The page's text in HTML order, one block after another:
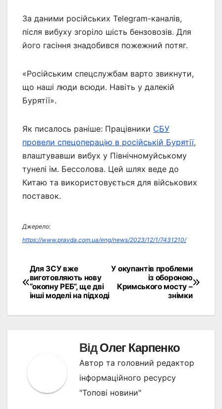
За даними російських Telegram-каналів,
після вибуху згоріло шість бензовозів. Для
його гасіння знадобився пожежний потяг.
«Російським спецслужбам варто звикнути,
що наші люди всюди. Навіть у далекій
Бурятії».
Як писалось раніше: Працівники СБУ
провели спецоперацію в російській Бурятії,
влаштувавши вибух у Північномуйському
тунелі ім. Бессолова. Цей шлях веде до
Китаю та використовується для військових
поставок.
Джерело:
https://www.pravda.com.ua/eng/news/2023/12/1/7431210/
Навігація
записів
У окупантів проблеми
із обороною
Кримського мосту –
знімки
Для ЗСУ вже
виготовляють нову
“окопну РЕБ”, ще дві
інші моделі на підході
ВідОлег Карпенко
Автор та головний редактор
інформаційного ресурсу
"Топові новини"